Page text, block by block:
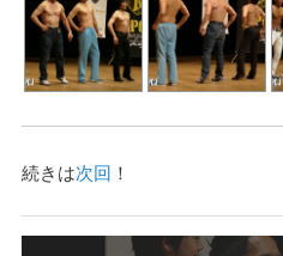
続きは次回 ！